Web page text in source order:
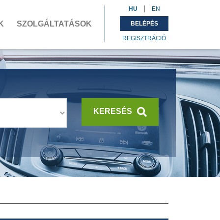
HU EN
BELÉPÉS
REGISZTRÁCIÓ
SZOLGÁLTATÁSOK
KERESÉS